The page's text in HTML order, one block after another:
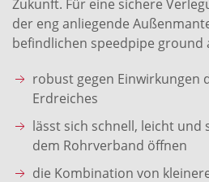
Zukunft. Für eine sichere
der eng anliegende
befindlichen speedpipe ground
robust gegen Einwirkungen
Erdreiches
lässt sich schnell, leicht und
dem Rohrverband öffnen
die Kombination von